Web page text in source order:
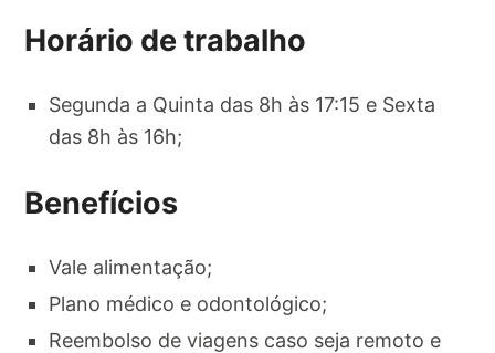
Horário de trabalho
Segunda a Quinta das 8h às 17:15 e Sexta
das 8h às 16h;
Benefícios
Vale alimentação;
Plano médico e odontológico;
Reembolso de viagens caso seja remoto e